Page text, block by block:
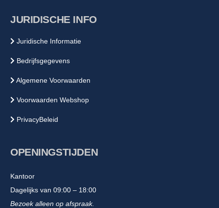
JURIDISCHE INFO
Juridische Informatie
Bedrijfsgegevens
Algemene Voorwaarden
Voorwaarden Webshop
PrivacyBeleid
OPENINGSTIJDEN
Kantoor
Dagelijks van 09:00 – 18:00
Bezoek alleen op afspraak.